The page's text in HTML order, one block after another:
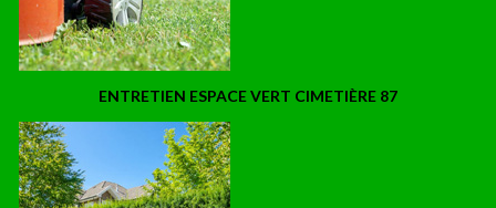
ENTRETIEN ESPACE VERT CIMETIÈRE 87